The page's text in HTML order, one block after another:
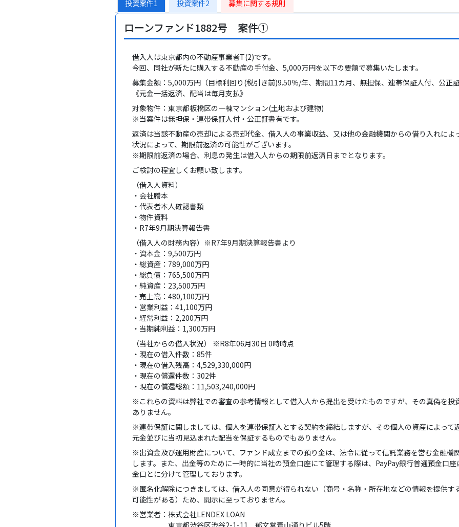
投資案件1 投資案件2 募集に関する規則
ローンファンド1882号 案件①
借入人は東京都内の不動産事業者T(2)です。
今回、同社が新たに購入する不動産の手付金、5,000万円を以下の要領で募集いたします。
募集金額：5,000万円（目標利回り(税引き前)9.50％/年、期間11カ月、無担保、連帯保証人付、公正証
《元金一括返済、配当は毎月支払》
対象物件：東京都板橋区の一棟マンション(土地および建物)
※当案件は無担保・連帯保証人付・公正証書有です。
返済は当該不動産の売却による売却代金、借入人の事業収益、又は他の金融機関からの借り入れによ
状況によって、期限前返済の可能性がございます。
※期限前返済の場合、利息の発生は借入人からの期限前返済日までとなります。
ご検討の程宜しくお願い致します。
（借入人資料）
・会社謄本
・代表者本人確認書類
・物件資料
・R7年9月期決算報告書
（借入人の財務内容）※R7年9月期決算報告書より
・資本金：9,500万円
・総資産：789,000万円
・総負債：765,500万円
・純資産：23,500万円
・売上高：480,100万円
・営業利益：41,100万円
・経常利益：2,200万円
・当期純利益：1,300万円
（当社からの借入状況） ※R8年06月30日 0時時点
・現在の借入件数：85件
・現在の借入残高：4,529,330,000円
・現在の償還件数：302件
・現在の償還総額：11,503,240,000円
※これらの資料は弊社での審査の参考情報として借入人から提出を受けたものですが、その真偽を投
ありません。
※連帯保証に関しましては、個人を連帯保証人とする契約を締結しますが、その個人の資産によって
元金並びに当初見込まれた配当を保証するものでもありません。
※出資金及び運用財産について、ファンド成立までの預り金は、法令に従って信託業務を営む金融機
します。また、出金等のために一時的に当社の預金口座にて管理する際は、PayPay銀行普通預金口
金口とに分けて管理しております。
※匿名化解除につきましては、借入人の同意が得られない（商号・名称・所在地などの情報を提供す
可能性がある）ため、開示に至っておりません。
※営業者：株式会社LENDEX LOAN
東京都渋谷区渋谷2-1-11 郁文堂青山通りビル5階